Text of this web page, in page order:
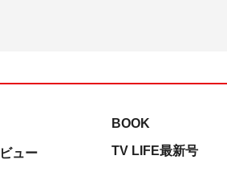
ュー
BOOK
TV LIFE最新号